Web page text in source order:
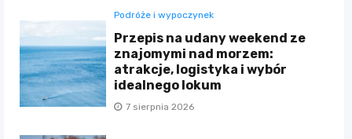
Podróże i wypoczynek
Przepis na udany weekend ze
znajomymi nad morzem:
atrakcje, logistyka i wybór
idealnego lokum
7 sierpnia 2026